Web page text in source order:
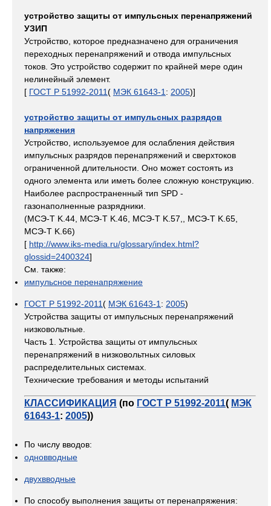
устройство защиты от импульсных перенапряжений
УЗИП
Устройство, которое предназначено для ограничения
переходных перенапряжений и отвода импульсных
токов. Это устройство содержит по крайней мере один
нелинейный элемент.
[ ГОСТ Р 51992-2011( МЭК 61643-1 : 2005)]
устройство защиты от импульсных разрядов
напряжения
Устройство, используемое для ослабления действия
импульсных разрядов перенапряжений и сверхтоков
ограниченной длительности. Оно может состоять из
одного элемента или иметь более сложную конструкцию.
Наиболее распространенный тип SPD -
газонаполненные разрядники.
(МСЭ-Т K.44, МСЭ-Т K.46, МСЭ-Т K.57,, МСЭ-Т K.65,
МСЭ-Т K.66)
[ http://www.iks-media.ru/glossary/index.html?
glossid=2400324]
См. также:
импульсное перенапряжение
ГОСТ Р 51992-2011( МЭК 61643-1 : 2005)
Устройства защиты от импульсных перенапряжений
низковольтные.
Часть 1. Устройства защиты от импульсных
перенапряжений в низковольтных силовых
распределительных системах.
Технические требования и методы испытаний
КЛАССИФИКАЦИЯ (по ГОСТ Р 51992-2011( МЭК
61643-1: 2005))
По числу вводов:
одновводные
двухвводные
По способу выполнения защиты от перенапряжения: